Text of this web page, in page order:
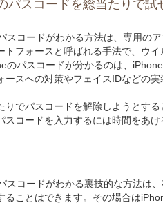
パスコードを総当たりで試
スコードがわかる方法は、専用の
トフォースと呼ばれる手法で、ウ
のパスコードが分かるのは、
ースへの対策やフェイスIDなどの
りでパスコードを解除しようとす
スコードを入力するには時間をあけ
スコードがわかる裏技的な方法は
ることはできます。その場合は